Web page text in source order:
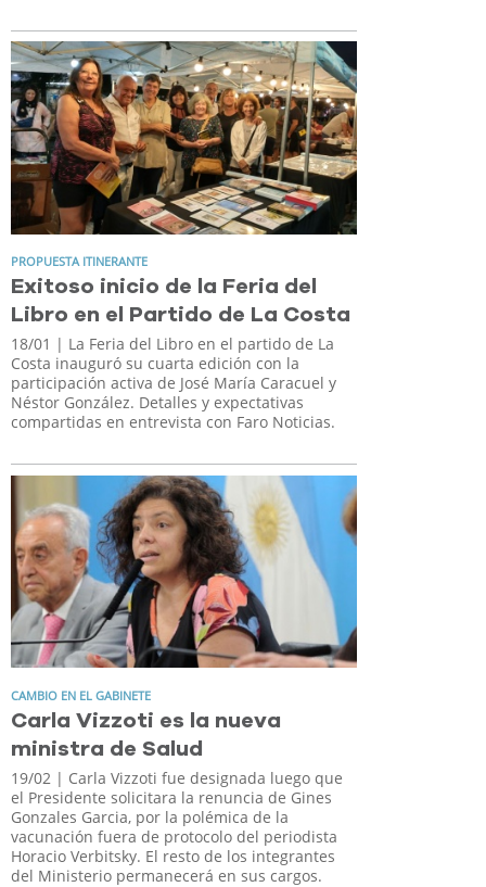
PROPUESTA ITINERANTE
Exitoso inicio de la Feria del
Libro en el Partido de La Costa
18/01 | La Feria del Libro en el partido de La
Costa inauguró su cuarta edición con la
participación activa de José María Caracuel y
Néstor González. Detalles y expectativas
compartidas en entrevista con Faro Noticias.
CAMBIO EN EL GABINETE
Carla Vizzoti es la nueva
ministra de Salud
19/02 | Carla Vizzoti fue designada luego que
el Presidente solicitara la renuncia de Gines
Gonzales Garcia, por la polémica de la
vacunación fuera de protocolo del periodista
Horacio Verbitsky. El resto de los integrantes
del Ministerio permanecerá en sus cargos.